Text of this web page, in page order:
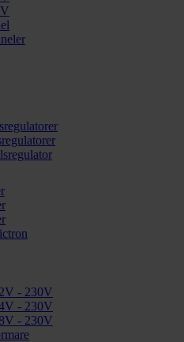
- 230V
- 230V
- 230V